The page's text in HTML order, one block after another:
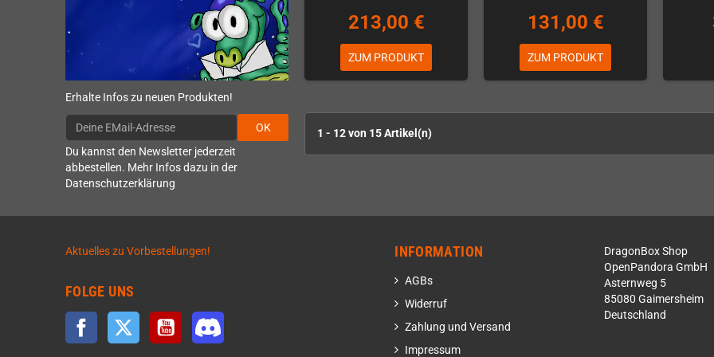
Erhalte Infos zu neuen Produkten!
OK
Du kannst den Newsletter jederzeit
abbestellen. Mehr Infos dazu in der
Datenschutzerklärung
213,00 €
ZUM PRODUKT
131,00 €
ZUM PRODUKT
1 - 12 von 15 Artikel(n)
Aktuelles zu Vorbestellungen!
FOLGE UNS
Facebook Twitter YouTube
INFORMATION
AGBs
Widerruf
Zahlung und Versand
Impressum
DragonBox Shop
OpenPandora GmbH
Asternweg 5
85080 Gaimersheim
Deutschland